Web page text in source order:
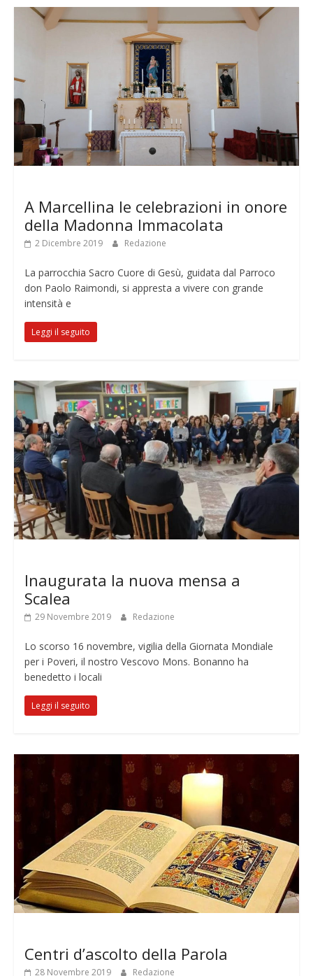
A Marcellina le celebrazioni in onore
della Madonna Immacolata
2 Dicembre 2019 Redazione
La parrocchia Sacro Cuore di Gesù, guidata dal Parroco
don Paolo Raimondi, si appresta a vivere con grande
intensità e
Leggi il seguito
Inaugurata la nuova mensa a
Scalea
29 Novembre 2019 Redazione
Lo scorso 16 novembre, vigilia della Giornata Mondiale
per i Poveri, il nostro Vescovo Mons. Bonanno ha
benedetto i locali
Leggi il seguito
Centri d’ascolto della Parola
28 Novembre 2019 Redazione